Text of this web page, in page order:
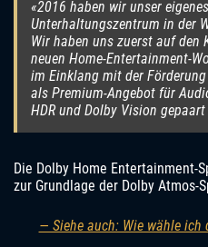
«2016 haben wir unser
Unterhaltungszentrum in der
Wir haben uns zuerst auf den
neuen Home-Entertainment-
im Einklang mit der
als Premium-Angebot für
HDR und Dolby Vision gepaart
Die Dolby Home Entertainment-
zur Grundlage der Dolby Atmos-
— Siehe auch: Wie wähle